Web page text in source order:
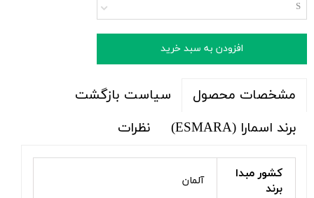
S
افزودن به سبد خرید
مشخصات محصول
سیاست بازگشت
برند اسمارا (ESMARA)
نظرات
کشور مبدا
برند
آلمان